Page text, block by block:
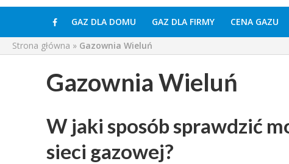
GAZ DLA DOMU GAZ DLA FIRMY CENA GAZU
Strona główna » Gazownia Wieluń
Gazownia Wieluń
W jaki sposób sprawdzić
sieci gazowej?